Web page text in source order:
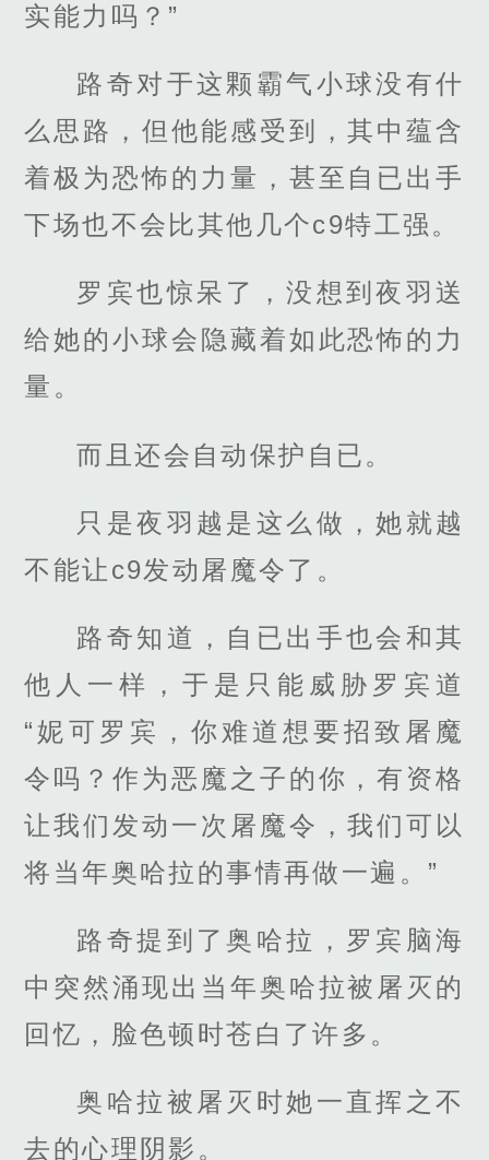
实能力吗？”
路奇对于这颗霸气小球没有什
么思路，但他能感受到，其中蕴含
着极为恐怖的力量，甚至自已出手
下场也不会比其他几个c9特工强。
罗宾也惊呆了，没想到夜羽送
给她的小球会隐藏着如此恐怖的力
量。
而且还会自动保护自已。
只是夜羽越是这么做，她就越
不能让c9发动屠魔令了。
路奇知道，自已出手也会和其
他人一样，于是只能威胁罗宾道
“妮可罗宾，你难道想要招致屠魔
令吗？作为恶魔之子的你，有资格
让我们发动一次屠魔令，我们可以
将当年奥哈拉的事情再做一遍。”
路奇提到了奥哈拉，罗宾脑海
中突然涌现出当年奥哈拉被屠灭的
回忆，脸色顿时苍白了许多。
奥哈拉被屠灭时她一直挥之不
去的心理阴影。